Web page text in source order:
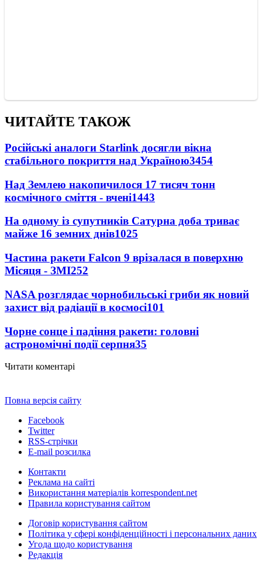
ЧИТАЙТЕ ТАКОЖ
Російські аналоги Starlink досягли вікна
стабільного покриття над Україною3454
Над Землею накопичилося 17 тисяч тонн
космічного сміття - вчені1443
На одному із супутників Сатурна доба триває
майже 16 земних днів1025
Частина ракети Falcon 9 врізалася в поверхню
Місяця - ЗМІ252
NASA розглядає чорнобильські гриби як новий
захист від радіації в космосі101
Чорне сонце і падіння ракети: головні
астрономічні події серпня35
Читати коментарі
Повна версія сайту
Facebook
Twitter
RSS-стрічки
E-mail розсилка
Контакти
Реклама на сайті
Використання матеріалів korrespondent.net
Правила користування сайтом
Договір користування сайтом
Політика у сфері конфіденційності і персональних даних
Угода щодо користування
Редакція